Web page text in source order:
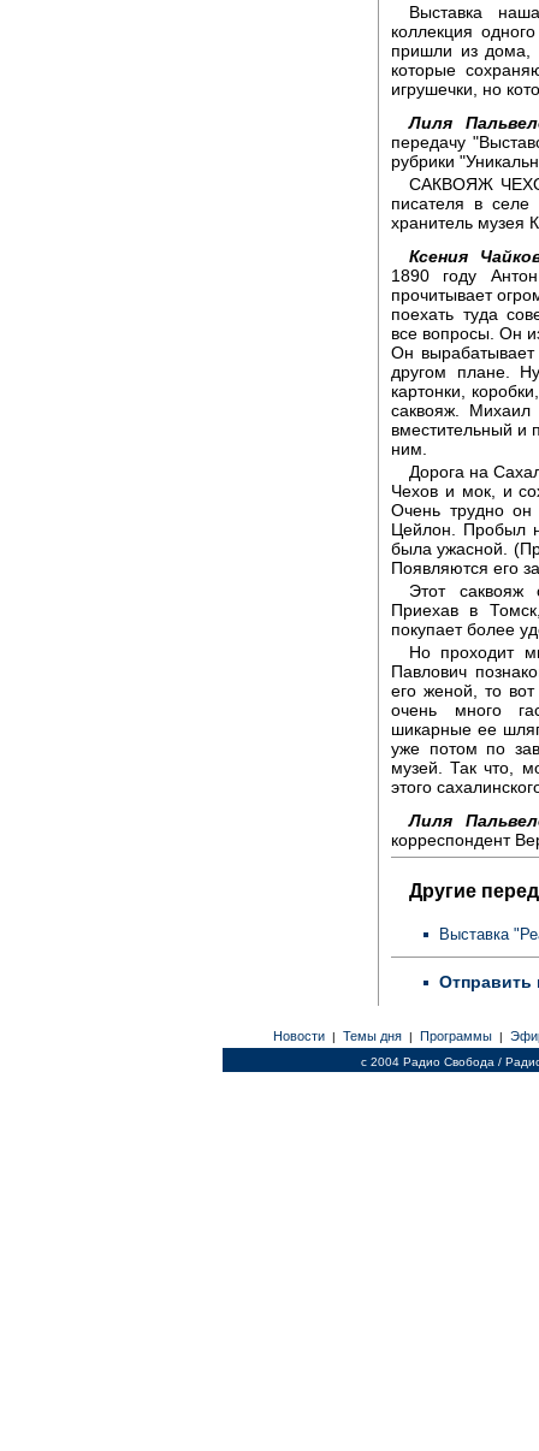
Выставка
коллекция
пришли из дома,
которые
игрушечки, но
Лиля
передачу
рубрики
САКВОЯЖ
писателя в
хранитель музея
Ксения
1890 году
прочитывает
поехать туда
все вопросы. Он
Он
другом плане.
картонки,
саквояж. Михаил
вместительный и
ним.
Дорога на
Чехов и мок, и
Очень трудно он
Цейлон. Пробыл
была ужасной.
Появляются его
Этот саквояж
Приехав в
покупает более
Но проходит
Павлович
его женой, то
очень много
шикарные ее
уже потом по
музей. Так что,
этого
Лиля
корреспондент
Другие
Выставка
Отправить
Новости | Темы дня | Программы |
c 2004 Радио Свобода /